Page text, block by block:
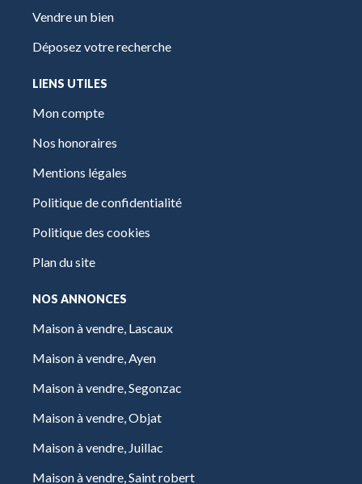
Vendre un bien
Déposez votre recherche
LIENS UTILES
Mon compte
Nos honoraires
Mentions légales
Politique de confidentialité
Politique des cookies
Plan du site
NOS ANNONCES
Maison à vendre, Lascaux
Maison à vendre, Ayen
Maison à vendre, Segonzac
Maison à vendre, Objat
Maison à vendre, Juillac
Maison à vendre, Saint robert